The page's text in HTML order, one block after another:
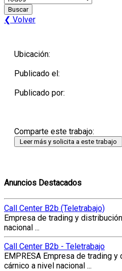
Buscar
❮ Volver
Ubicación:
Publicado el:
Publicado por:
Comparte este trabajo:
Anuncios Destacados
Call Center B2b (Teletrabajo)
Empresa de trading y
nacional ...
Call Center B2b - Teletrabajo
EMPRESA Empresa de trading
cárnico a nivel nacional ...